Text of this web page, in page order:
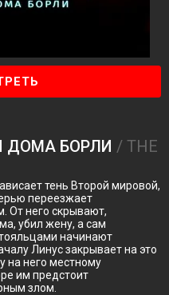
ДОМА БОРЛИ / THE
тень Второй мировой,
переезжает
От него скрывают,
убил жену, а сам
начинают
Линус закрывает на это
на него местному
им предстоит
злом.